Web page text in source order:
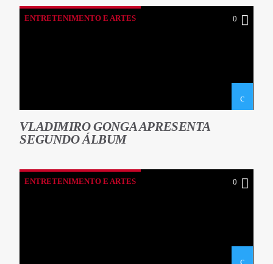
ENTRETENIMENTO E ARTES 0
VLADIMIRO GONGA APRESENTA
SEGUNDO ÁLBUM
ENTRETENIMENTO E ARTES 0